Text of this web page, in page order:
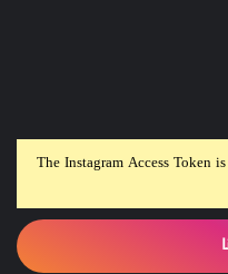
The Instagram Access Token